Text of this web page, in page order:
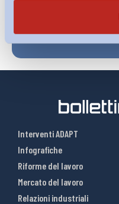
Interventi ADAPT
Infografiche
Riforme del lavoro
Mercato del lavoro
Relazioni industriali